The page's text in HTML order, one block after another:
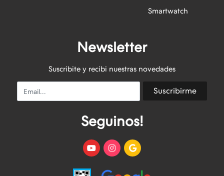
Smartwatch
Newsletter
Suscribite y recibi nuestras novedades
Email Suscribirme
Seguinos!